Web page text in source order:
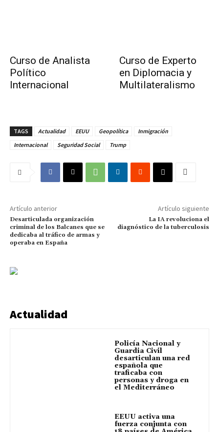
Curso de Analista
Político
Internacional
Curso de Experto
en Diplomacia y
Multilateralismo
TAGS Actualidad EEUU Geopolítica
Inmigración
Internacional
Seguridad Social Trump
Artículo anterior
Desarticulada organización
criminal de los Balcanes que se
dedicaba al tráfico de armas y
operaba en España
Artículo siguiente
La IA revoluciona el
diagnóstico de la tuberculosis
Actualidad
Policía Nacional y
Guardia Civil
desarticulan una red
española que
traficaba con
personas y droga en
el Mediterráneo
EEUU activa una
fuerza conjunta con